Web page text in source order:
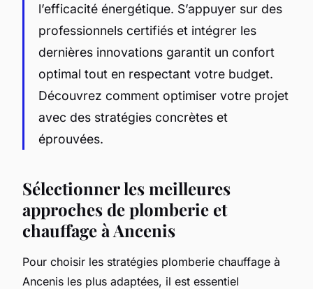
l’efficacité énergétique. S’appuyer sur des
professionnels certifiés et intégrer les
dernières innovations garantit un confort
optimal tout en respectant votre budget.
Découvrez comment optimiser votre projet
avec des stratégies concrètes et
éprouvées.
Sélectionner les meilleures
approches de plomberie et
chauffage à Ancenis
Pour choisir les stratégies plomberie chauffage à
Ancenis les plus adaptées, il est essentiel